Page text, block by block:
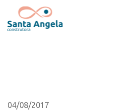
04/08/2017